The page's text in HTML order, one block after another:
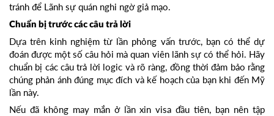
tránh để Lãnh sự quán nghi ngờ giả mạo.
Chuẩn bị trước các câu trả lời
Dựa trên kinh nghiệm từ lần phỏng vấn trước, bạn có thể dự
đoán được một số câu hỏi mà quan viên lãnh sự có thể hỏi. Hãy
chuẩn bị các câu trả lời logic và rõ ràng, đồng thời đảm bảo rằng
chúng phản ánh đúng mục đích và kế hoạch của bạn khi đến Mỹ
lần này.
Nếu đã không may mắn ở lần xin visa đầu tiên, bạn nên tập